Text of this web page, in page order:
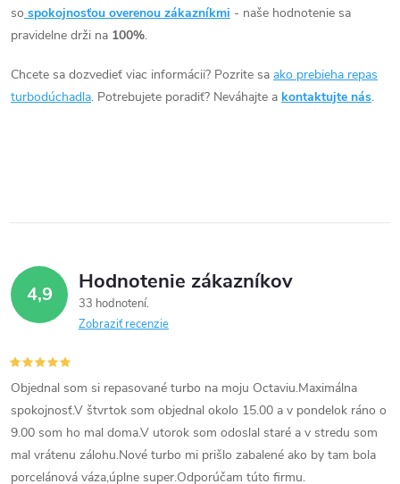
c
i
e
v
y
v
ý
p
i
s
so spokojnosťou overenou zákazníkmi - naše hodnotenie sa
pravidelne drži na 100%.
Chcete sa dozvedieť viac informácii? Pozrite sa ako prebieha repas
turbodúchadla. Potrebujete poradiť? Neváhajte a kontaktujte nás.
4,9 Hodnotenie zákazníkov
33 hodnotení
Zobraziť recenzie
Objednal som si repasované turbo na moju Octaviu.Maximálna
spokojnosť.V štvrtok som objednal okolo 15.00 a v pondelok ráno o
9.00 som ho mal doma.V utorok som odoslal staré a v stredu som
mal vrátenu zálohu.Nové turbo mi prišlo zabalené ako by tam bola
porcelánová váza,úplne super.Odporúčam túto firmu.